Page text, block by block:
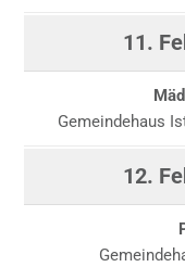
11.
Gemeindehaus
12.